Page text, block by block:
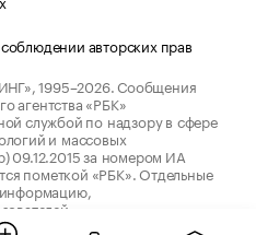
авторских прав
1995–2026.Сообщения
агентства «РБК»
службой по надзору в сфере
и массовых
09.12.2015 за номером ИА
пометкой «РБК». Отдельные
информацию,